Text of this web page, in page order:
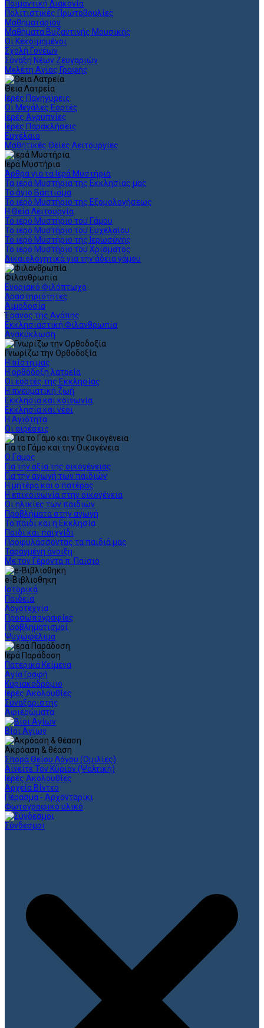
Ποιμαντική Διακονία
Πολιτιστικές Πρωτοβουλίες
Μαθηματάριον
Μαθήματα Βυζαντινής Μουσικής
Οι Κεκοιμημένοι
Σχολή Γονέων
Σύναξη Νέων Ζευγαριών
Μελέτη Αγίας Γραφής
Θεια Λατρεία
Ιερές Πανηγύρεις
Οι Μεγάλες Εορτές
Ιερές Αγρυπνίες
Ιερές Παρακλήσεις
Ευχέλαιο
Μαθητικές Θείες Λειτουργίες
Ιερά Μυστήρια
Άρθρα για τα Ιερά Μυστήρια
Τα ιερά Μυστήρια της Εκκλησίας μας
Το άγιο Βάπτισμα
Το ιερό Μυστήριο της Εξομολογήσεως
Η Θεία Λειτουργία
Το ιερό Μυστήριο του Γάμου
Το ιερό Μυστήριο του Ευχελαίου
Το ιερό Μυστήριο της Ιερωσύνης
Το ιερό Μυστήριο του Χρίσματος
Δικαιολογητικά για την άδεια γάμου
Φιλανθρωπία
Ενοριακό Φιλόπτωχο
Δραστηριότητες
Αιμοδοσία
Έρανος της Αγάπης
Εκκλησιαστική Φιλανθρωπία
Ανακύκλωση
Γνωρίζω την Ορθοδοξία
Η πίστη μας
Η ορθόδοξη λατρεία
Οι εορτές της Εκκλησίας
Η πνευματική ζωή
Εκκλησία και κοινωνία
Εκκλησία και νέοι
Η Αγιότητα
Οι αιρέσεις
Για το Γάμο και την Οικογένεια
Ο Γάμος
Για την αξία της οικογένειας
Για την αγωγή των παιδιών
Η μητέρα και ο πατέρας
Η επικοινωνία στην οικογένεια
Οι ηλικίες των παιδιών
Προβλήματα στην αγωγή
Το παιδί και η Εκκλησία
Παιδί και παιχνίδι
Προφυλάσσοντας τα παιδιά μας
Ταραγμένη άνοιξη
Με τον Γέροντα π. Παϊσιο
e-Βιβλιοθηκη
Ιστορικά
Παιδεία
Λογοτεχνία
Προσωπογραφίες
Προβληματισμοί
Ψυχωφέλιμα
Ιερά Παράδοση
Πατερικά Κείμενα
Αγία Γραφή
Κυριακοδρόμιο
Ιερές Ακολουθίες
Συναξαριστής
Αφιερώματα
Βίοι Αγίων
Ακρόαση & θέαση
Σπορά Θείου Λόγου (Ομιλίες)
Αινείτε Τον Κύριον (Ψαλτική)
Ιερές Ακολουθίες
Αρχεία Βίντεο
Πέρασμα - Αρχονταρίκι
Φωτογραφικό υλικό
Σύνδεσμοι